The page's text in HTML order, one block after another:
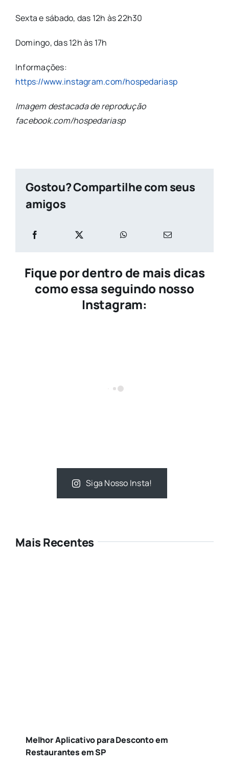
Sexta e sábado, das 12h às 22h30
Domingo, das 12h às 17h
Informações:
https://www.instagram.com/hospedariasp
Imagem destacada de reprodução
facebook.com/hospedariasp
Gostou? Compartilhe com seus
amigos
Fique por dentro de mais dicas
como essa seguindo nosso
Instagram:
Siga Nosso Insta!
Mais Recentes
Melhor Aplicativo para Desconto em
Restaurantes em SP